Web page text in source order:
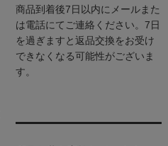
商品到着後7日以内にメールまた
は電話にてご連絡ください。7日
を過ぎますと返品交換をお受け
できなくなる可能性がございま
す。